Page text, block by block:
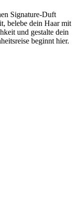
Signature-Duft
belebe dein Haar mit
und gestalte dein
beginnt hier.